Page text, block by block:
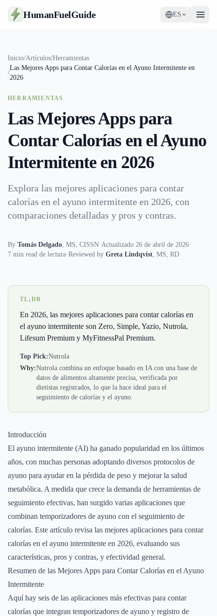
HumanFuelGuide ES
Herramientas
Estrategia
Inicio/Artículos/Herramientas
/
Las Mejores Apps para Contar Calorías en el Ayuno Intermitente en
2026
HERRAMIENTAS
Las Mejores Apps para
Contar Calorías en el Ayuno
Intermitente en 2026
Explora las mejores aplicaciones para contar
calorías en el ayuno intermitente en 2026, con
comparaciones detalladas y pros y contras.
By Tomás Delgado, MS, CISSN·Actualizado 26 de abril de 2026·
7 min read de lectura·Reviewed by Greta Lindqvist, MS, RD
TL;DR
En 2026, las mejores aplicaciones para contar calorías en
el ayuno intermitente son Zero, Simple, Yazio, Nutrola,
Lifesum Premium y MyFitnessPal Premium.
Top Pick:Nutrola
Why:Nutrola combina un enfoque basado en IA con una base de
datos de alimentos altamente precisa, verificada por
dietistas registrados, lo que la hace ideal para el
seguimiento de calorías y el ayuno.
Introducción
El ayuno intermitente (AI) ha ganado popularidad en los últimos
años, con muchas personas adoptando diversos protocolos de
ayuno para ayudar en la pérdida de peso y mejorar la salud
metabólica. A medida que crece la demanda de herramientas de
seguimiento efectivas, han surgido varias aplicaciones que
combinan temporizadores de ayuno con el seguimiento de
calorías. Este artículo revisa las mejores aplicaciones para contar
calorías en el ayuno intermitente en 2026, evaluando sus
características, pros y contras, y efectividad general.
Resumen de las Mejores Apps para Contar Calorías en el Ayuno
Intermitente
Aquí hay seis de las aplicaciones más efectivas para contar
calorías que integran temporizadores de ayuno y registro de